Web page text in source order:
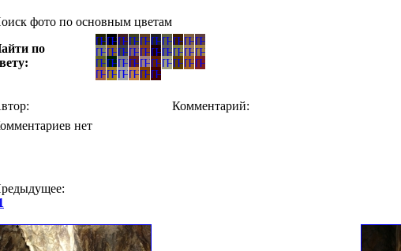
фото по основным цветам
по
Комментарий:
нет